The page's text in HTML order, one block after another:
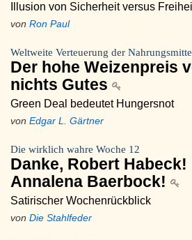
Illusion von Sicherheit versus
von Ron Paul
Weltweite Verteuerung der
Der hohe Weizenpreis
nichts Gutes
Green Deal bedeutet Hungersnot
von Edgar L. Gärtner
Die wirklich wahre Woche 12
Danke, Robert Habeck!
Annalena Baerbock!
Satirischer Wochenrückblick
von Die Stahlfeder